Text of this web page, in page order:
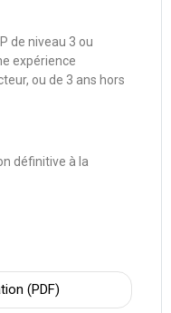
de niveau 3 ou
expérience
ou de 3 ans hors
définitive à la
(PDF)